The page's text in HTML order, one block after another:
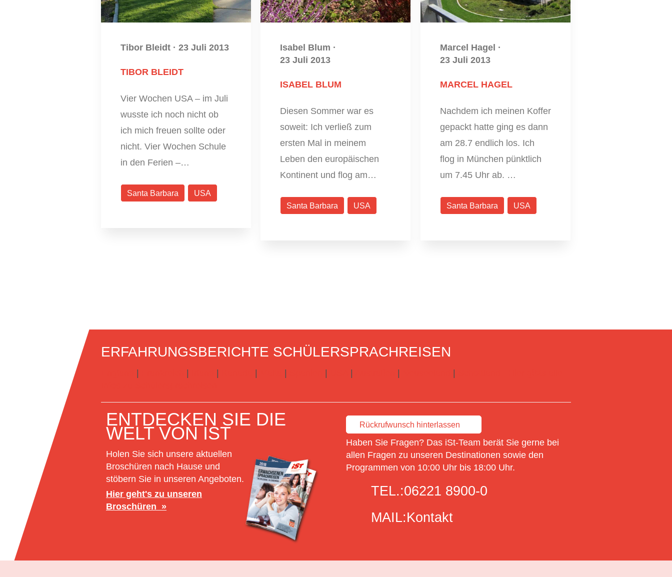
Tibor Bleidt · 23 Juli 2013
TIBOR BLEIDT
Vier Wochen USA – im Juli
wusste ich noch nicht ob
ich mich freuen sollte oder
nicht. Vier Wochen Schule
in den Ferien –…
Santa Barbara USA
Isabel Blum ·
23 Juli 2013
ISABEL BLUM
Diesen Sommer war es
soweit: Ich verließ zum
ersten Mal in meinem
Leben den europäischen
Kontinent und flog am…
Santa Barbara USA
Marcel Hagel ·
23 Juli 2013
MARCEL HAGEL
Nachdem ich meinen Koffer
gepackt hatte ging es dann
am 28.7 endlich los. Ich
flog in München pünktlich
um 7.45 Uhr ab. …
Santa Barbara USA
ERFAHRUNGSBERICHTE SCHÜLERSPRACHREISEN
ENTDECKEN SIE DIE
WELT VON IST
Holen Sie sich unsere aktuellen
Broschüren nach Hause und
stöbern Sie in unseren Angeboten.
Hier geht's zu unseren
Broschüren
Rückrufwunsch hinterlassen
Haben Sie Fragen? Das iSt-Team berät Sie gerne bei
allen Fragen zu unseren Destinationen sowie den
Programmen von 10:00 Uhr bis 18:00 Uhr.
TEL.:06221 8900-0
MAIL:Kontakt